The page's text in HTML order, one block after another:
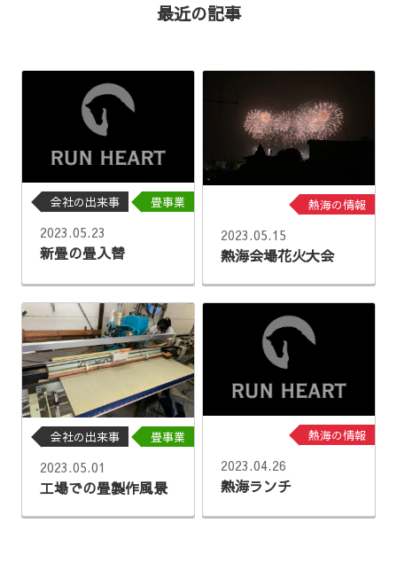
最近の記事
会社の出来事 畳事業
2023.05.23
新畳の畳入替
熱海の情報
2023.05.15
熱海会場花火大会
会社の出来事 畳事業
2023.05.01
工場での畳製作風景
熱海の情報
2023.04.26
熱海ランチ